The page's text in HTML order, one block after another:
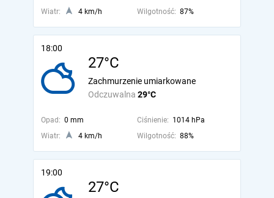
Wiatr:
4 km/h Wilgotność: 87%
18:00
27°C
Odczuwalna 29°C
Zachmurzenie umiarkowane
Opad: 0 mm Ciśnienie: 1014 hPa
Wiatr:
4 km/h Wilgotność: 88%
19:00
27°C